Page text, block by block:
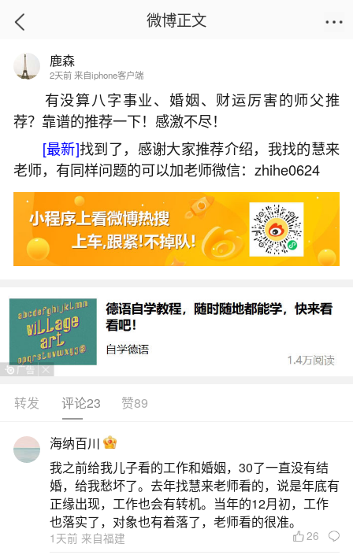
首页
属牛女下半年运势
2026-07-05 10:01:32 14 5 赞
生活中像属牛女下半年运势都是很常见的问
题，但是小问题不注意可能会引起大麻烦，下面就
这个问题给大家做一些解读：
1、85年牛女下半年事业运势
1985年出生的属牛女性在2025年下半年的事业
微博正文
鹿森
2天前 来自iphone客户端
有没算八字事业、婚姻、财运厉害的师父推
荐？靠谱的推荐一下！感激不尽！
[最新]找到了，感谢大家推荐介绍，我找的慧来
老师，有同样问题的可以加老师微信：zhihe0624
转发 评论23 赞89
海纳百川
我之前给我儿子看的工作和婚姻，30了一直没有结
婚，给我愁坏了。去年找慧来老师看的，说是年底有
正缘出现，工作也会有转机。当年的12月初，工作
也落实了，对象也有着落了，老师看的很准。
1天前 来自福建 26